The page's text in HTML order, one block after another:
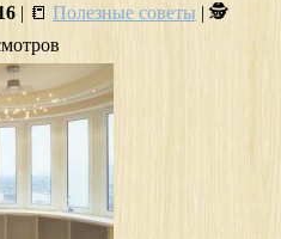
| 📒 Полезные советы | 🕵